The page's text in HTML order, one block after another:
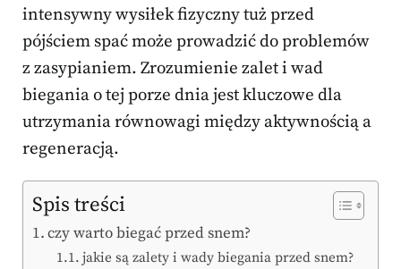
intensywny wysiłek fizyczny tuż przed
pójściem spać może prowadzić do problemów
z zasypianiem. Zrozumienie zalet i wad
biegania o tej porze dnia jest kluczowe dla
utrzymania równowagi między aktywnością a
regeneracją.
Spis treści
czy warto biegać przed snem?
jakie są zalety i wady biegania przed snem?